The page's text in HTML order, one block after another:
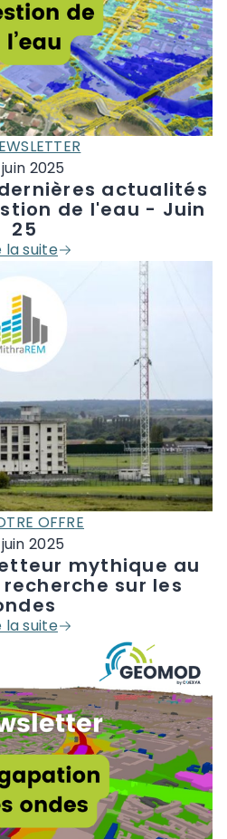
actualités
de l'eau - Juin
25
la suite
:
juin 2025
mythique au
sur les
la suite
:
OFFRE
juin 2025